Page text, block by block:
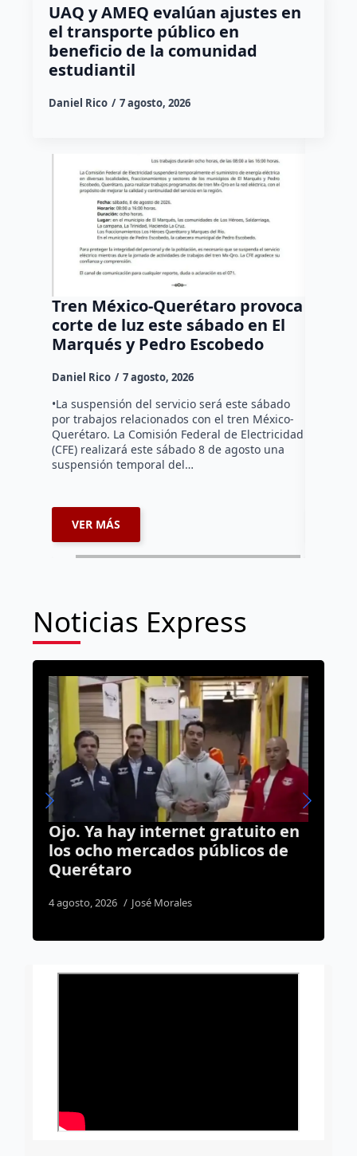
UAQ y AMEQ evalúan ajustes en
el transporte público en
beneficio de la comunidad
estudiantil
Daniel Rico 7 agosto, 2026
Tren México-Querétaro provoca
corte de luz este sábado en El
Marqués y Pedro Escobedo
Daniel Rico 7 agosto, 2026
•La suspensión del servicio será este sábado
por trabajos relacionados con el tren México-
Querétaro. La Comisión Federal de Electricidad
(CFE) realizará este sábado 8 de agosto una
suspensión temporal del…
VER MÁS
Noticias Express
gratuito en
públicos de
Teatro Hércules
esperar; obras
7 agosto, 2026